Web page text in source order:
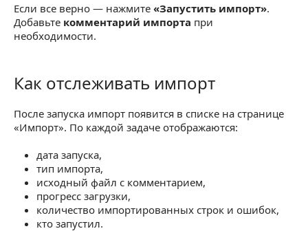
Если все верно — нажмите «Запустить импорт».
Добавьте комментарий импорта при
необходимости.
Как отслеживать импорт
Как отслеживать импорт
После запуска импорт появится в списке на странице
«Импорт». По каждой задаче отображаются:
дата запуска,
тип импорта,
исходный файл с комментарием,
прогресс загрузки,
количество импортированных строк и ошибок,
кто запустил.